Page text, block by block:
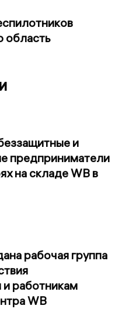
область
и
предприниматели
на складе WB в
рабочая группа
работникам
WB